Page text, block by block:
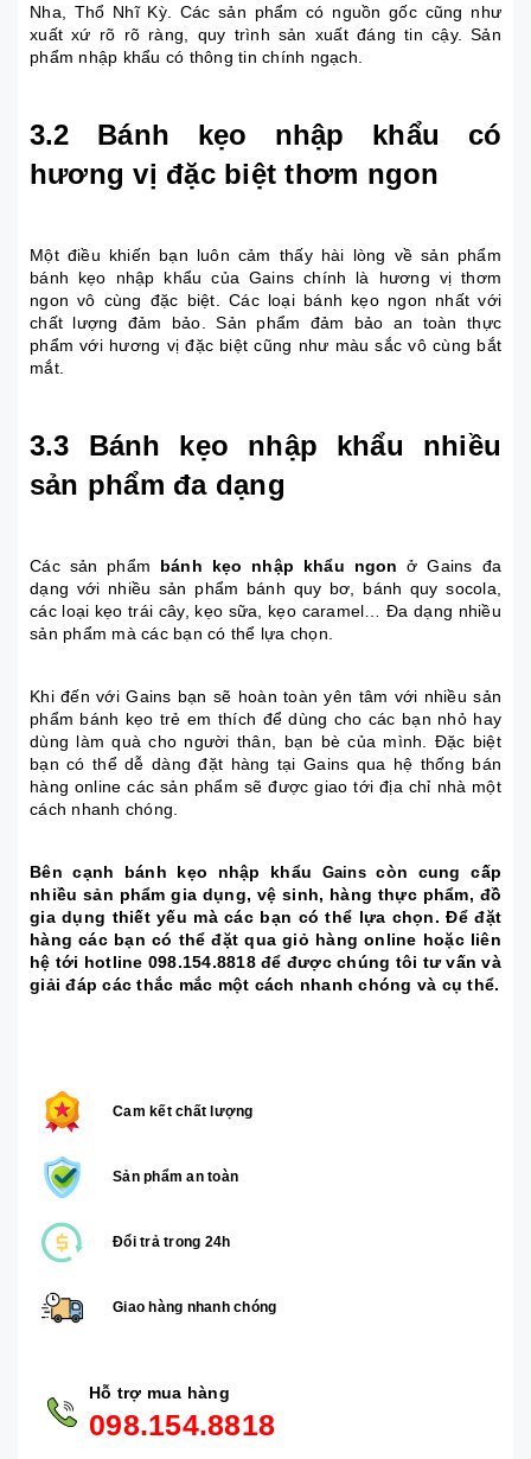
Nha, Thổ Nhĩ Kỳ. Các sản phẩm có nguồn gốc cũng như
xuất xứ rõ rõ ràng, quy trình sản xuất đáng tin cậy. Sản
phẩm nhập khẩu có thông tin chính ngạch.
3.2 Bánh kẹo nhập khẩu có
hương vị đặc biệt thơm ngon
Một điều khiến bạn luôn cảm thấy hài lòng về sản phẩm
bánh kẹo nhập khẩu của Gains chính là hương vị thơm
ngon vô cùng đặc biệt. Các loại bánh kẹo ngon nhất với
chất lượng đảm bảo. Sản phẩm đảm bảo an toàn thực
phẩm với hương vị đặc biệt cũng như màu sắc vô cùng bắt
mắt.
3.3 Bánh kẹo nhập khẩu nhiều
sản phẩm đa dạng
Các sản phẩm bánh kẹo nhập khẩu ngon ở Gains đa
dạng với nhiều sản phẩm bánh quy bơ, bánh quy socola,
các loại kẹo trái cây, kẹo sữa, kẹo caramel… Đa dạng nhiều
sản phẩm mà các bạn có thể lựa chọn.
Khi đến với Gains bạn sẽ hoàn toàn yên tâm với nhiều sản
phẩm bánh kẹo trẻ em thích để dùng cho các bạn nhỏ hay
dùng làm quà cho người thân, bạn bè của mình. Đặc biệt
bạn có thể dễ dàng đặt hàng tại Gains qua hệ thống bán
hàng online các sản phẩm sẽ được giao tới địa chỉ nhà một
cách nhanh chóng.
Bên cạnh bánh kẹo nhập khẩu Gainscòn cung cấp
nhiều sản phẩm gia dụng, vệ sinh, hàng thực phẩm, đồ
gia dụng thiết yếu mà các bạn có thể lựa chọn. Để đặt
hàng các bạn có thể đặt qua giỏ hàng online hoặc liên
hệ tới hotline 098.154.8818 để được chúng tôi tư vấn và
giải đáp các thắc mắc một cách nhanh chóng và cụ thể.
Cam kết chất lượng
Sản phẩm an toàn
Đổi trả trong 24h
Giao hàng nhanh chóng
Hỗ trợ mua hàng
098.154.8818